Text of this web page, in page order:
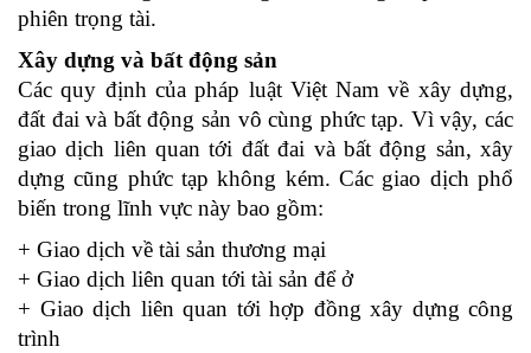
phiên trọng tài.
Xây dựng và bất động sản
Các quy định của pháp luật Việt Nam về xây dựng,
đất đai và bất động sản vô cùng phức tạp. Vì vậy, các
giao dịch liên quan tới đất đai và bất động sản, xây
dựng cũng phức tạp không kém. Các giao dịch phổ
biến trong lĩnh vực này bao gồm:
+ Giao dịch về tài sản thương mại
+ Giao dịch liên quan tới tài sản để ở
+ Giao dịch liên quan tới hợp đồng xây dựng công
trình